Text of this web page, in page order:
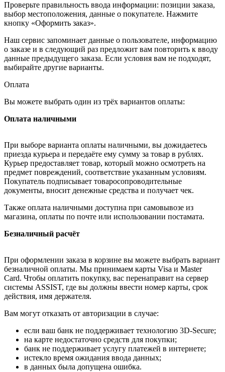
Проверьте правильность ввода информации: позиции заказа,
выбор местоположения, данные о покупателе. Нажмите
кнопку «Оформить заказ».
Наш сервис запоминает данные о пользователе, информацию
о заказе и в следующий раз предложит вам повторить к вводу
данные предыдущего заказа. Если условия вам не подходят,
выбирайте другие варианты.
Оплата
Вы можете выбрать один из трёх вариантов оплаты:
Оплата наличными
При выборе варианта оплаты наличными, вы дожидаетесь
приезда курьера и передаёте ему сумму за товар в рублях.
Курьер предоставляет товар, который можно осмотреть на
предмет повреждений, соответствие указанным условиям.
Покупатель подписывает товаросопроводительные
документы, вносит денежные средства и получает чек.
Также оплата наличными доступна при самовывозе из
магазина, оплаты по почте или использовании постамата.
Безналичный расчёт
При оформлении заказа в корзине вы можете выбрать вариант
безналичной оплаты. Мы принимаем карты Visa и Master
Card. Чтобы оплатить покупку, вас перенаправит на сервер
системы ASSIST, где вы должны ввести номер карты, срок
действия, имя держателя.
Вам могут отказать от авторизации в случае:
если ваш банк не поддерживает технологию 3D-Secure;
на карте недостаточно средств для покупки;
банк не поддерживает услугу платежей в интернете;
истекло время ожидания ввода данных;
в данных была допущена ошибка.